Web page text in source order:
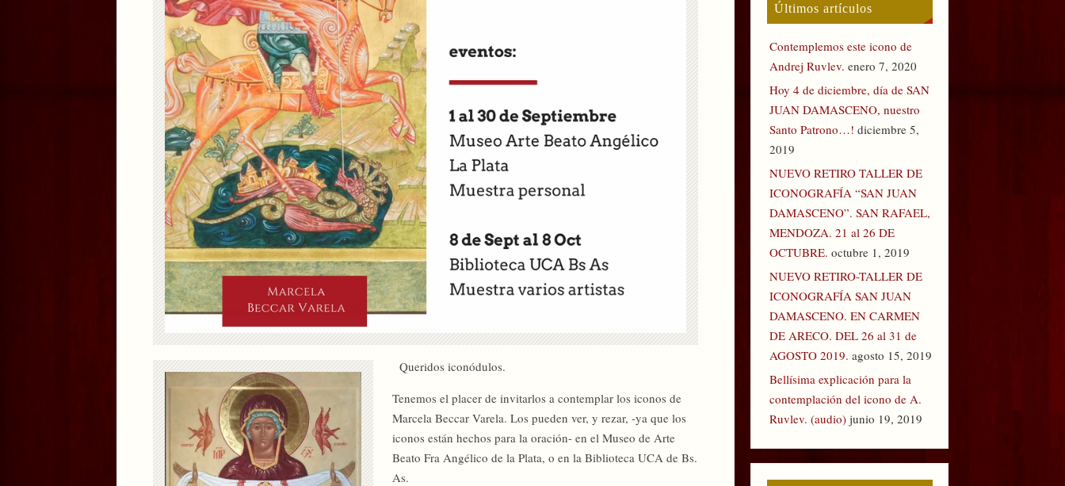
Queridos iconódulos.
Tenemos el placer de invitarlos a contemplar los iconos de
Marcela Beccar Varela. Los pueden ver, y rezar, -ya que los
iconos están hechos para la oración- en el Museo de Arte
Beato Fra Angélico de la Plata, o en la Biblioteca UCA de Bs.
As.
Últimos artículos
Contemplemos este icono de
Andrej Ruvlev. enero 7, 2020
Hoy 4 de diciembre, día de SAN
JUAN DAMASCENO, nuestro
Santo Patrono…! diciembre 5,
2019
NUEVO RETIRO TALLER DE
ICONOGRAFÍA “SAN JUAN
DAMASCENO”. SAN RAFAEL,
MENDOZA. 21 al 26 DE
OCTUBRE. octubre 1, 2019
NUEVO RETIRO-TALLER DE
ICONOGRAFÍA SAN JUAN
DAMASCENO. EN CARMEN
DE ARECO. DEL 26 al 31 de
AGOSTO 2019. agosto 15, 2019
Bellísima explicación para la
contemplación del icono de A.
Ruvlev. (audio) junio 19, 2019